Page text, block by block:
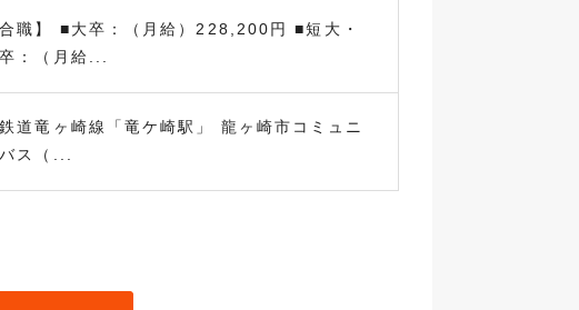
合職】 ■大卒：（月給）228,200円 ■短大・
：（月給...
道竜ヶ崎線「竜ケ崎駅」 龍ヶ崎市コミュニ
ス（...